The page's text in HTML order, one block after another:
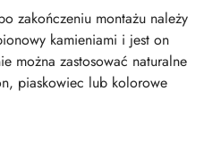
zakończeniu montażu należy
kamieniami i jest on
można zastosować naturalne
piaskowiec lub kolorowe